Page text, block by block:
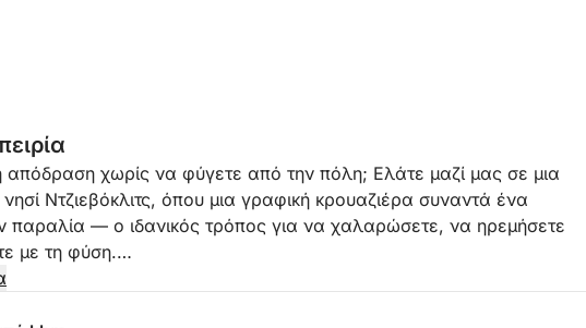
απόδραση χωρίς να φύγετε από την πόλη; Ελάτε μαζί μας σε μια
Ντζιεβόκλιτς, όπου μια γραφική κρουαζιέρα συναντά ένα
παραλία — ο ιδανικός τρόπος για να χαλαρώσετε, να ηρεμήσετε
με τη φύση.